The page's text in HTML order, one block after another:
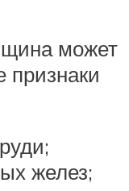
может
желез;